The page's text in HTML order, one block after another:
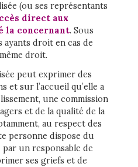
(ou ses représentants
direct aux
la concernant. Sous
ayants droit en cas de
droit.
peut exprimer des
et sur l’accueil qu’elle a
une commission
et de la qualité de la
au respect des
personne dispose du
par un responsable de
ses griefs et de